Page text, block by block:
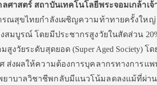
าสตร์ สถาบันเทคโนโลยีพระจอมเกล้าเ
รณสุขไทยกำลังเผชิญความท้าทายครั้งใหญ่
สมบูรณ์ โดยมีประชากรสูงวัยในสัดส่วน
งวัยระดับสุดยอด (Super Aged Society) โ
ส่งผลให้ความต้องการบุคลากรทางการแพ
ยาบาลวิชาชีพกลับมีแนวโน้มลดลงแม้ที่ผ่า